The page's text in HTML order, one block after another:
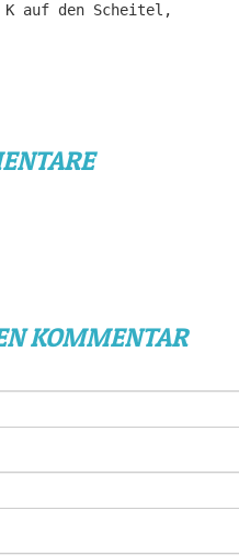
K auf den Scheitel,
KOMMENTAR